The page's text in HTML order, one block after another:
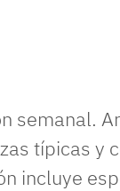
semanal.
típicas y
incluye